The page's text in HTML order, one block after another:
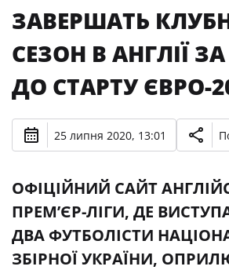
ЗАВЕРШАТЬ
СЕЗОН В АНГЛІЇ
ДО СТАРТУ ЄВРО-
25 липня 2020, 13:01
ОФІЦІЙНИЙ САЙТ
ПРЕМ’ЄР-ЛІГИ, ДЕ
ДВА ФУТБОЛІСТИ
ЗБІРНОЇ УКРАЇНИ,